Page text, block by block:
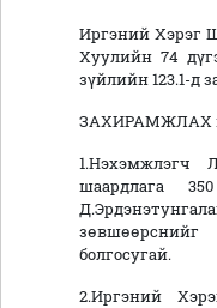
Иргэний Хэрэг
Хуулийн 74
зүйлийн 123.1-д
ЗАХИРАМЖЛАХ
1.Нэхэмжлэгч
шаардлага
зөвшөөрснийг
болгосугай.
2.Иргэний